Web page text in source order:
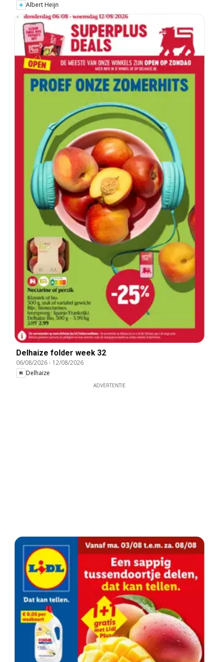
Albert Heijn
Delhaize folder week 32
06/08/2026- 12/08/2026
Delhaize
ADVERTENTIE